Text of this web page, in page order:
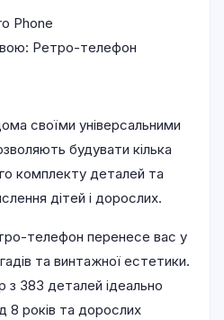
Phone
Ретро-телефон
своїми універсальними
будувати кілька
комплекту деталей та
дітей і дорослих.
телефон перенесе вас у
та винтажної естетики.
з 383 деталей ідеально
8 років та дорослих